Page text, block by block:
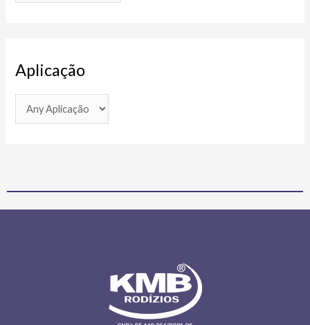
Aplicação